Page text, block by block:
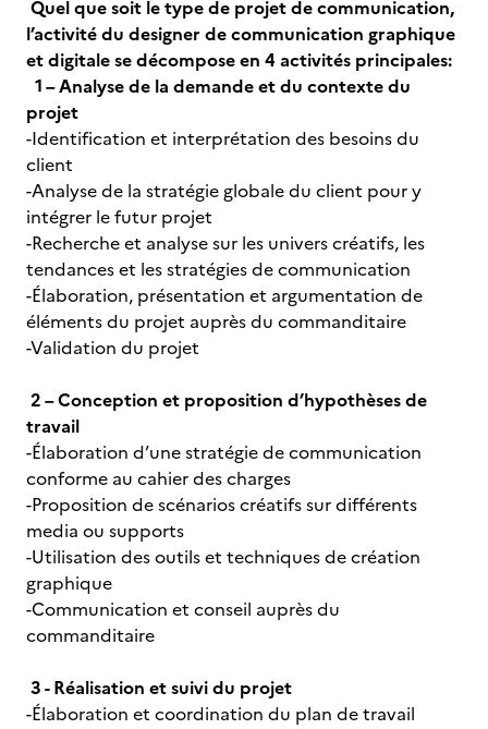
Quel que soit le type de projet de communication,
l’activité du designer de communication graphique
et digitale se décompose en 4 activités principales:
1 – Analyse de la demande et du contexte du
projet
-Identification et interprétation des besoins du
client
-Analyse de la stratégie globale du client pour y
intégrer le futur projet
-Recherche et analyse sur les univers créatifs, les
tendances et les stratégies de communication
-Élaboration, présentation et argumentation de
éléments du projet auprès du commanditaire
-Validation du projet
2 – Conception et proposition d’hypothèses de
travail
-Élaboration d’une stratégie de communication
conforme au cahier des charges
-Proposition de scénarios créatifs sur différents
media ou supports
-Utilisation des outils et techniques de création
graphique
-Communication et conseil auprès du
commanditaire
3 - Réalisation et suivi du projet
-Élaboration et coordination du plan de travail